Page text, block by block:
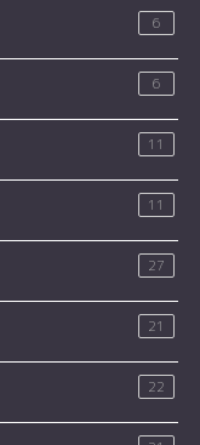
6
6
11
11
27
21
22